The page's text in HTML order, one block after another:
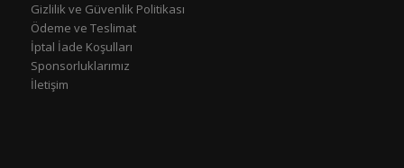
Gizlilik ve Güvenlik Politikası
Ödeme ve Teslimat
İptal İade Koşulları
Sponsorluklarımız
İletişim